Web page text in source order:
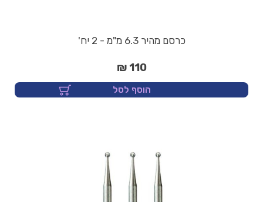
כרסם מהיר 6.3 מ"מ - 2 יח'
110 ₪
הוסף לסל